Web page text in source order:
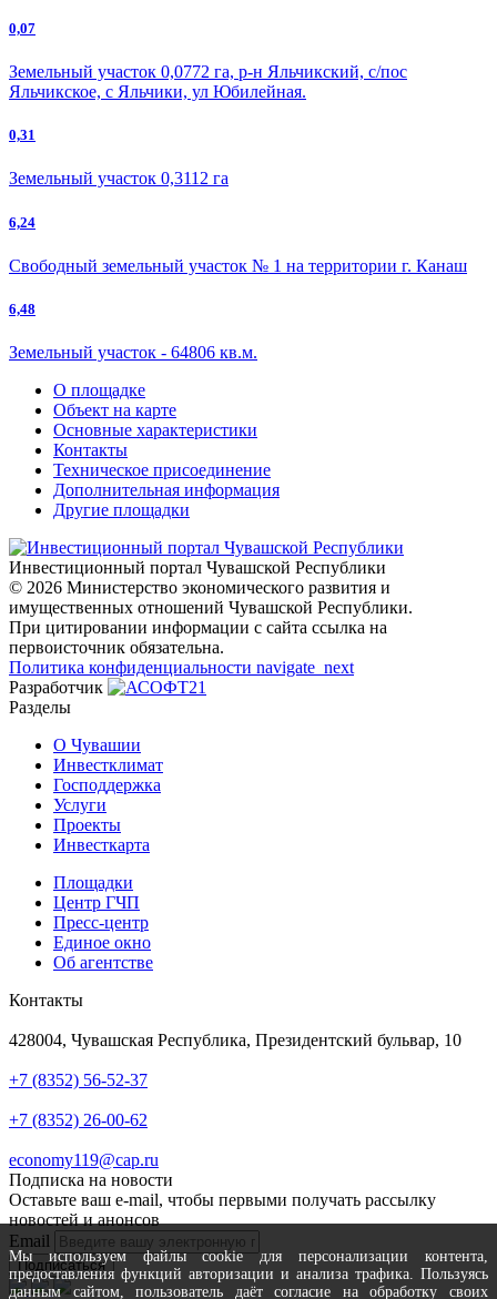
0,07
Земельный участок 0,0772 га, р-н Яльчикский, с/пос
Яльчикское, с Яльчики, ул Юбилейная.
0,31
Земельный участок 0,3112 га
6,24
Свободный земельный участок № 1 на территории г. Канаш
6,48
Земельный участок - 64806 кв.м.
О площадке
Объект на карте
Основные характеристики
Контакты
Техническое присоединение
Дополнительная информация
Другие площадки
Инвестиционный портал Чувашской Республики
© 2026 Министерство экономического развития и
имущественных отношений Чувашской Республики.
При цитировании информации с сайта ссылка на
первоисточник обязательна.
Политика конфиденциальности navigate_next
Разработчик
Разделы
О Чувашии
Инвестклимат
Господдержка
Услуги
Проекты
Инвесткарта
Площадки
Центр ГЧП
Пресс-центр
Единое окно
Об агентстве
Контакты
428004, Чувашская Республика, Президентский бульвар, 10
+7 (8352) 56-52-37
+7 (8352) 26-00-62
economy119@cap.ru
Подписка на новости
Оставьте ваш e-mail, чтобы первыми получать рассылку
новостей и анонсов
Email
Подписаться
Мы используем файлы cookie для персонализации контента,
предоставления функций авторизации и анализа трафика. Пользуясь
данным сайтом, пользователь даёт согласие на обработку своих